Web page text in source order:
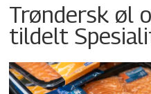
Trøndersk øl
tildelt